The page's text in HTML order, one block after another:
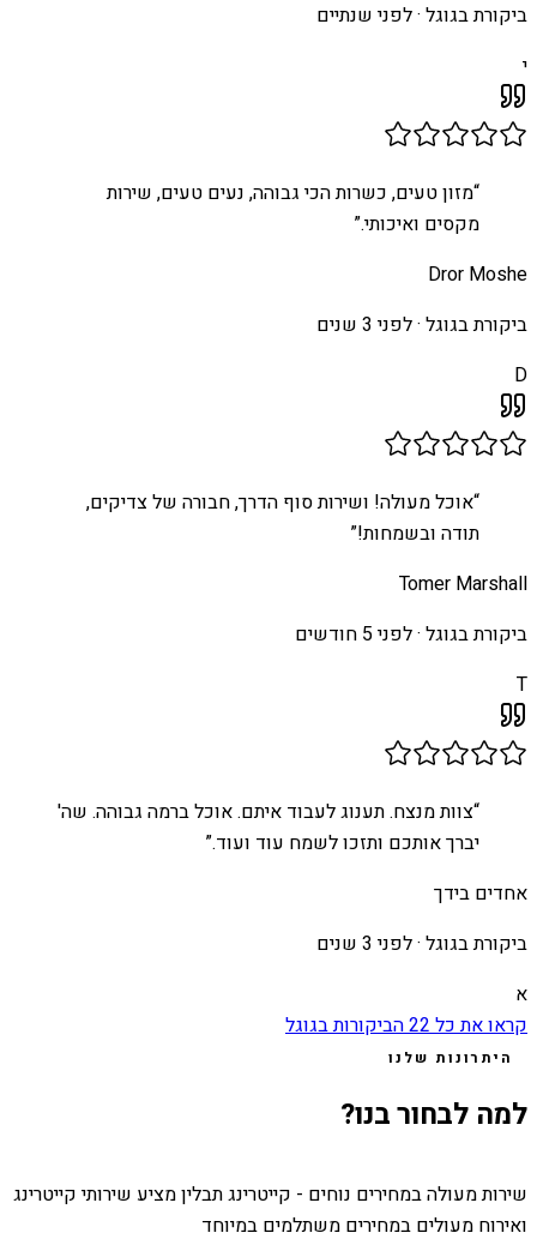
ביקורת בגוגל ·לפני שנתיים
י
“מזון טעים, כשרות הכי גבוהה, נעים טעים, שירות
מקסים ואיכותי.”
Dror Moshe
ביקורת בגוגל ·לפני 3 שנים
D
“אוכל מעולה! ושירות סוף הדרך, חבורה של צדיקים,
תודה ובשמחות!”
Tomer Marshall
ביקורת בגוגל ·לפני 5 חודשים
T
“צוות מנצח. תענוג לעבוד איתם. אוכל ברמה גבוהה. שה'
יברך אותכם ותזכו לשמח עוד ועוד.”
אחדים בידך
ביקורת בגוגל ·לפני 3 שנים
א
קראו את כל22הביקורות בגוגל
היתרונות שלנו
למה לבחור בנו?
שירות מעולה במחירים נוחים - קייטרינג תבלין מציע שירותי קייטרינג
ואירוח מעולים במחירים משתלמים במיוחד